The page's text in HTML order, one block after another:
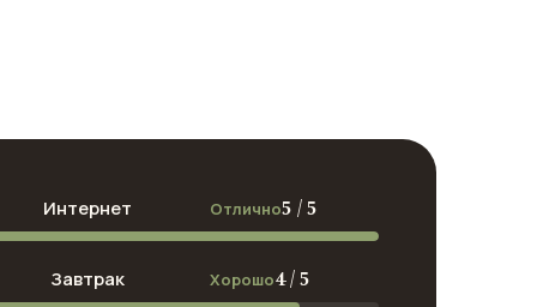
Интернет Отлично5 / 5
Завтрак Хорошо4 / 5